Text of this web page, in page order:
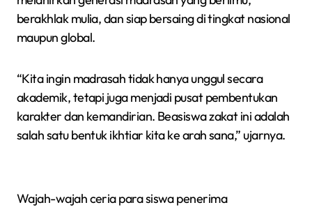
berakhlak mulia, dan siap bersaing di tingkat nasional
maupun global.
“Kita ingin madrasah tidak hanya unggul secara
akademik, tetapi juga menjadi pusat pembentukan
karakter dan kemandirian. Beasiswa zakat ini adalah
salah satu bentuk ikhtiar kita ke arah sana,” ujarnya.
Wajah-wajah ceria para siswa penerima